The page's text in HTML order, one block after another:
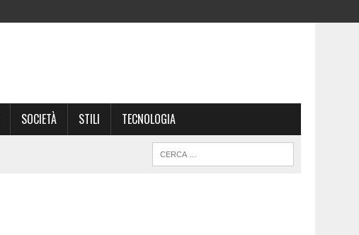
SOCIETÀ STILI TECNOLOGIA